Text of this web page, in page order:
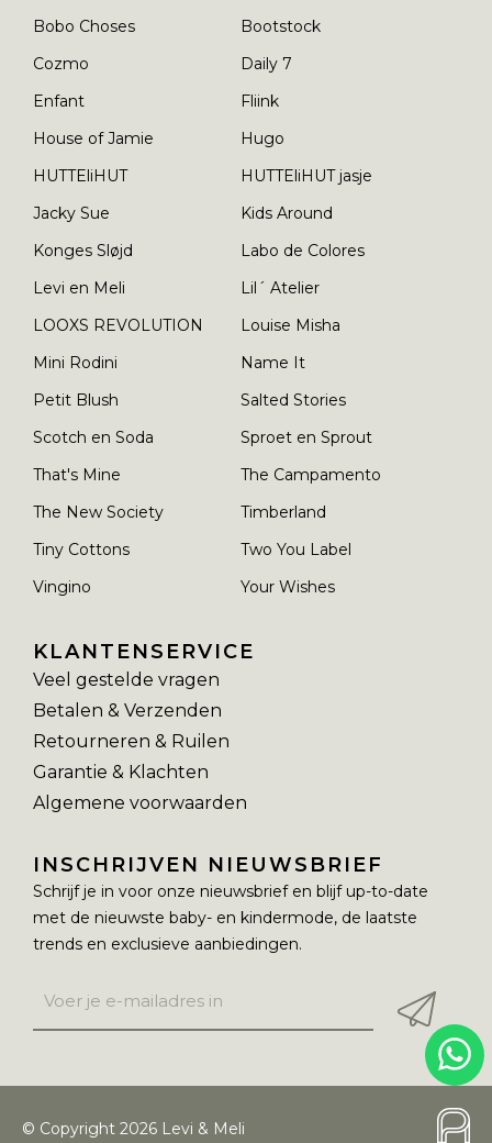
Bobo Choses
Bootstock
Cozmo
Daily 7
Enfant
Fliink
House of Jamie
Hugo
HUTTEliHUT
HUTTEliHUT jasje
Jacky Sue
Kids Around
Konges Sløjd
Labo de Colores
Levi en Meli
Lil´ Atelier
LOOXS REVOLUTION
Louise Misha
Mini Rodini
Name It
Petit Blush
Salted Stories
Scotch en Soda
Sproet en Sprout
That's Mine
The Campamento
The New Society
Timberland
Tiny Cottons
Two You Label
Vingino
Your Wishes
KLANTENSERVICE
Veel gestelde vragen
Betalen & Verzenden
Retourneren & Ruilen
Garantie & Klachten
Algemene voorwaarden
INSCHRIJVEN NIEUWSBRIEF
Schrijf je in voor onze nieuwsbrief en blijf up-to-date
met de nieuwste baby- en kindermode, de laatste
trends en exclusieve aanbiedingen.
© Copyright 2026 Levi & Meli